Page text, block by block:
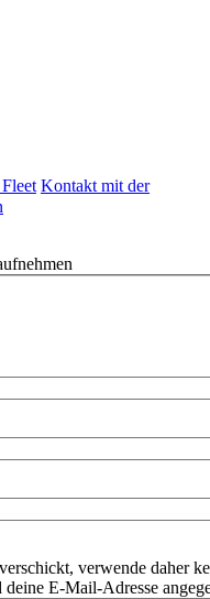
Kontakt mit der
verwende daher
E-Mail-Adresse